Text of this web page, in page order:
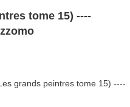
tome 15) ----